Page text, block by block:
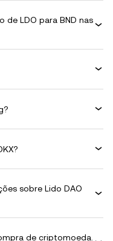
de LDO para BND nas
sobre Lido DAO
de criptomoeda.